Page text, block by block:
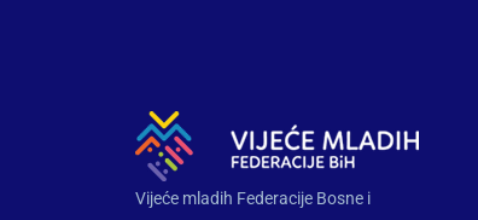
Vijeće mladih Federacije Bosne i